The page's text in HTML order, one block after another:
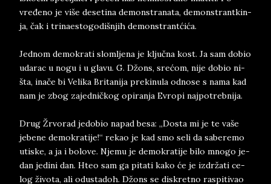
vređeno je više de­se­ti­na de­mon­stra­na­ta, de­mon­stra­nt­kin­
ja, čak i tri­na­e­sto­go­di­šnjih de­monstrantćića.
Jed­nom de­mo­krati slom­lje­na je ključna kost. Ja sa­m do­bio
uda­rac u nogu i u gla­vu. G. Džons, srećom, nije do­bio ni­
šta, inače bi Ve­li­ka Bri­ta­ni­ja pre­ki­nu­la od­no­se s nama kad
nam je zbog za­jed­ničkog opi­ran­ja­ E­vro­pi­ naj­po­treb­ni­ja.
Drug­ Žr­vo­ra­d je­do­bi­o­ na­pad ­be­sa: „Do­sta mi je te vaše
je­be­ne de­mo­kra­ti­je!“ re­kao je kad smo seli da sa­be­re­mo
uti­ske, a ja i bo­lo­ve. Nje­mu ­je­ de­mo­kra­ti­je bilo mno­go ­je­
dan ­je­di­ni­ dan. Hte­o­ sam­ ga pi­ta­ti kako će je izdržati­ ce­
log živo­ta, ali odu­sta­doh. Džons se dis­kret­no ras­pi­ti­vao